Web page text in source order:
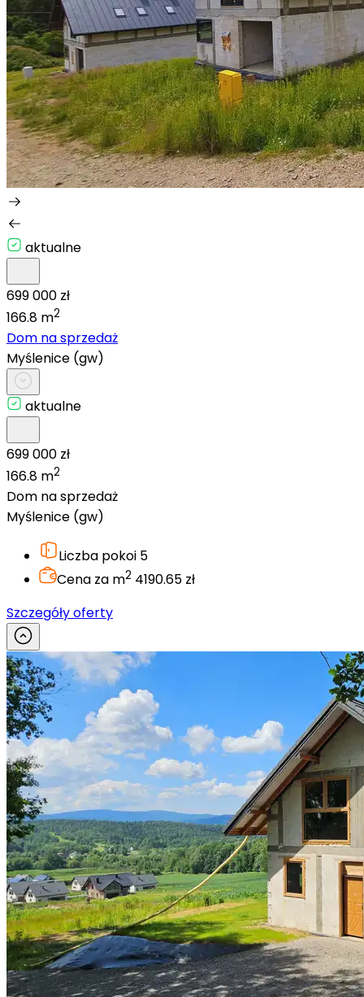
aktualne
699 000 zł
166.8 m2
Dom na sprzedaż
Myślenice (gw)
aktualne
699 000 zł
166.8 m2
Dom na sprzedaż
Myślenice (gw)
Liczba pokoi 5
Cena za m2 4190.65 zł
Szczegóły oferty